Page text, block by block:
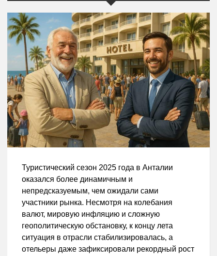
Туристический сезон 2025 года в Анталии
оказался более динамичным и
непредсказуемым, чем ожидали сами
участники рынка. Несмотря на колебания
валют, мировую инфляцию и сложную
геополитическую обстановку, к концу лета
ситуация в отрасли стабилизировалась, а
отельеры даже зафиксировали рекордный рост